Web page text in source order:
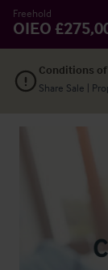
Freehold
OIEO
Conditions of
Share Sale |